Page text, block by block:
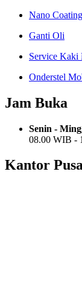
Nano Coating
Ganti Oli
Service Kaki
Onderstel
Jam Buka
Senin -
08.00 WIB -
Kantor